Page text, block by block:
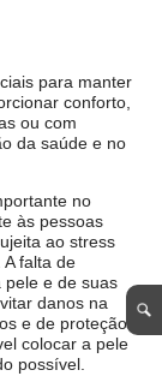
para manter
conforto,
ou com
da saúde e no
no
às pessoas
ao stress
falta de
pele e de suas
danos na
e de proteção
colocar a pele
possível.